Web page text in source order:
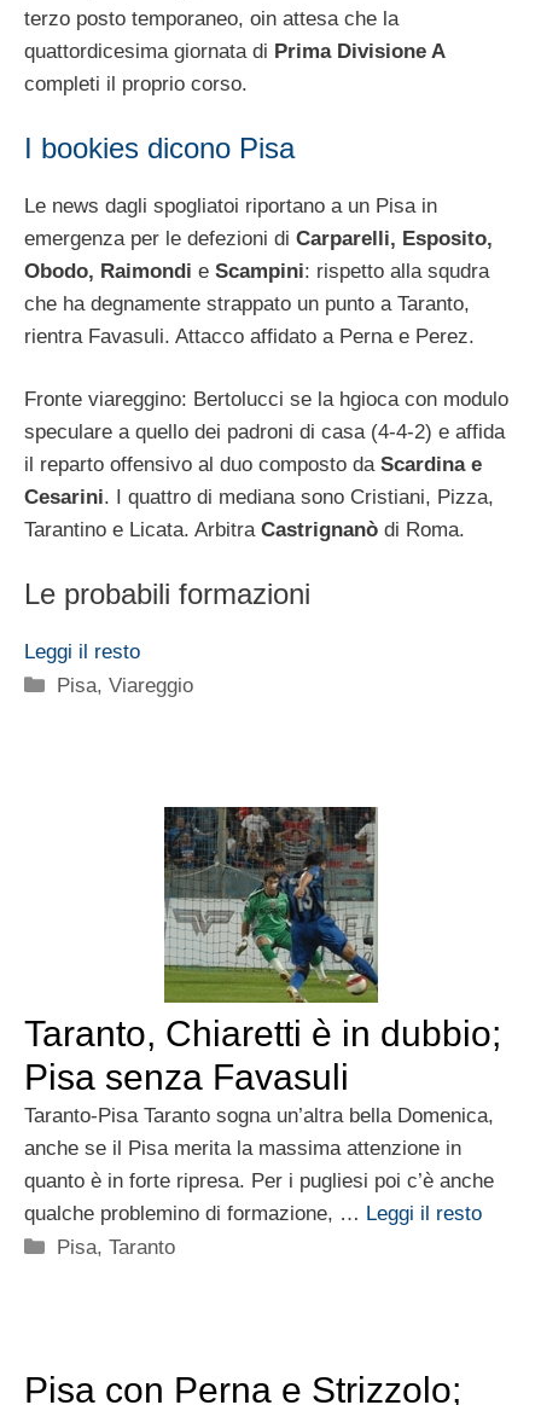
terzo posto temporaneo, oin attesa che la
quattordicesima giornata di Prima Divisione A
completi il proprio corso.
I bookies dicono Pisa
Le news dagli spogliatoi riportano a un Pisa in
emergenza per le defezioni di Carparelli, Esposito,
Obodo, Raimondi e Scampini: rispetto alla squdra
che ha degnamente strappato un punto a Taranto,
rientra Favasuli. Attacco affidato a Perna e Perez.
Fronte viareggino: Bertolucci se la hgioca con modulo
speculare a quello dei padroni di casa (4-4-2) e affida
il reparto offensivo al duo composto da Scardina e
Cesarini. I quattro di mediana sono Cristiani, Pizza,
Tarantino e Licata. Arbitra Castrignanò di Roma.
Le probabili formazioni
Leggi il resto
Categorie
Pisa,Viareggio
Taranto, Chiaretti è in dubbio;
Pisa senza Favasuli
Taranto-Pisa Taranto sogna un’altra bella Domenica,
anche se il Pisa merita la massima attenzione in
quanto è in forte ripresa. Per i pugliesi poi c’è anche
qualche problemino di formazione, … Leggi il resto
Categorie
Pisa,Taranto
Pisa con Perna e Strizzolo;